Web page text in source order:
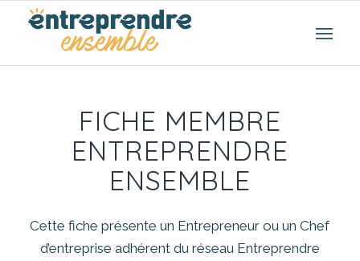
FICHE MEMBRE
ENTREPRENDRE
ENSEMBLE
Cette fiche présente un Entrepreneur ou un Chef
d’entreprise adhérent du réseau Entreprendre